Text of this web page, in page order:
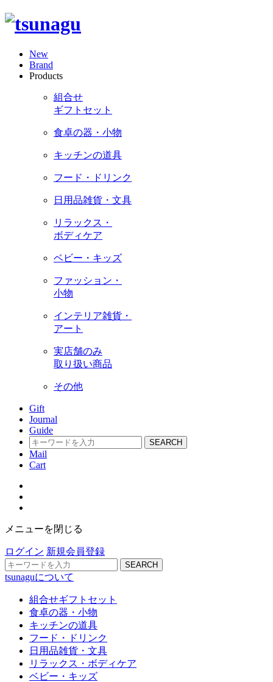
New
Brand
Products
組合せ
ギフトセット
食卓の器・小物
キッチンの道具
フード・ドリンク
日用品雑貨・文具
リラックス・
ボディケア
ベビー・キッズ
ファッション・
小物
インテリア雑貨・
アート
実店舗のみ
取り扱い商品
その他
Gift
Journal
Guide
SEARCH
Mail
Cart
メニューを閉じる
ログイン 新規会員登録
SEARCH
tsunaguについて
組合せギフトセット
食卓の器・小物
キッチンの道具
フード・ドリンク
日用品雑貨・文具
リラックス・ボディケア
ベビー・キッズ